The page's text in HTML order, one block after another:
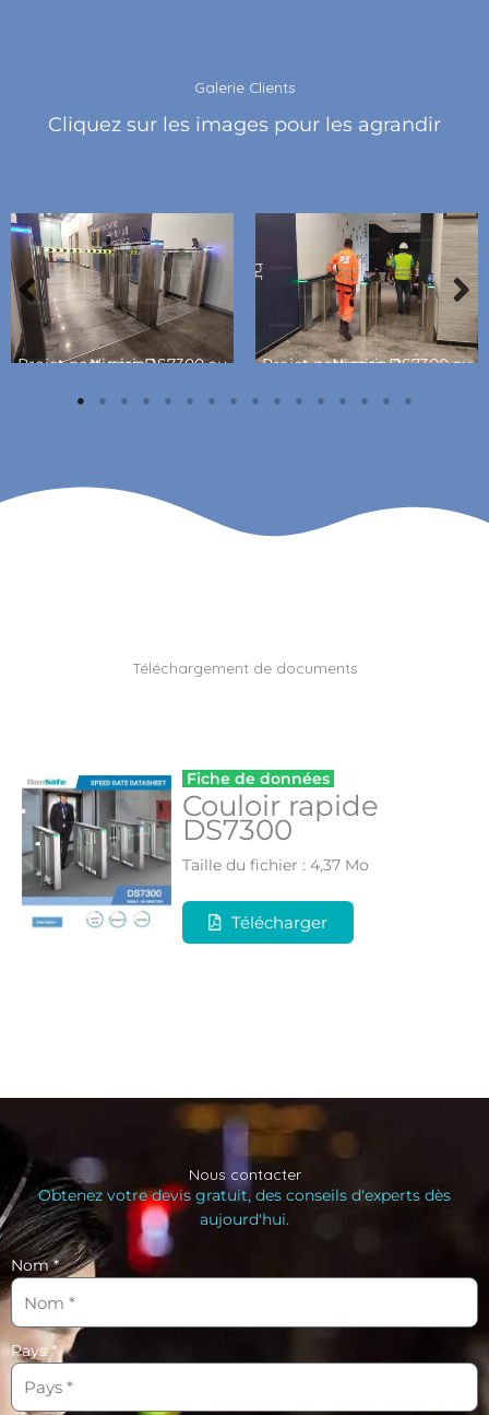
Galerie Clients
Cliquez sur les images pour les agrandir
Projet portuaire DS7300 au Nigeria-1 Projet portuaire DS7300 au Nigeria-2
Téléchargement de documents
Fiche de données
Couloir rapide
DS7300
Taille du fichier : 4,37 Mo
Télécharger
Nous contacter
Obtenez votre devis gratuit, des conseils d'experts dès
aujourd'hui.
Nom *
Pays *